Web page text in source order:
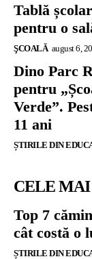
Tablă
pentru o
ŞCOALĂ august 6,
Dino Parc
pentru
Verde”.
11 ani
ȘTIRILE DIN
CELE
Top 7
cât costă o
ȘTIRILE DIN